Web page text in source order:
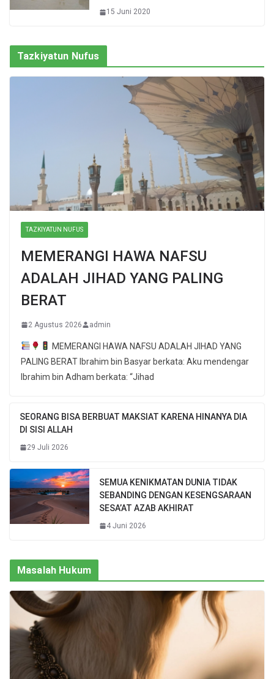
15 Juni 2020
Tazkiyatun Nufus
TAZKIYATUN NUFUS
MEMERANGI HAWA NAFSU
ADALAH JIHAD YANG PALING
BERAT
2 Agustus 2026 admin
MEMERANGI HAWA NAFSU ADALAH JIHAD YANG
PALING BERAT Ibrahim bin Basyar berkata: Aku mendengar
Ibrahim bin Adham berkata: “Jihad
SEORANG BISA BERBUAT MAKSIAT KARENA HINANYA DIA
DI SISI ALLAH
29 Juli 2026
SEMUA KENIKMATAN DUNIA TIDAK
SEBANDING DENGAN KESENGSARAAN
SESA’AT AZAB AKHIRAT
4 Juni 2026
Masalah Hukum